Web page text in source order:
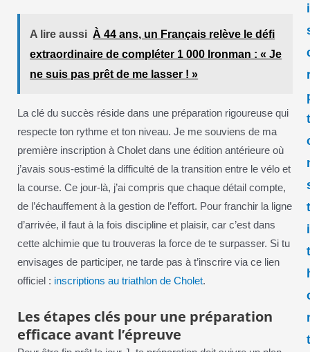
A lire aussi À 44 ans, un Français relève le défi
extraordinaire de compléter 1 000 Ironman : « Je
ne suis pas prêt de me lasser ! »
La clé du succès réside dans une préparation rigoureuse qui
respecte ton rythme et ton niveau. Je me souviens de ma
première inscription à Cholet dans une édition antérieure où
j’avais sous-estimé la difficulté de la transition entre le vélo et
la course. Ce jour-là, j’ai compris que chaque détail compte,
de l’échauffement à la gestion de l’effort. Pour franchir la ligne
d’arrivée, il faut à la fois discipline et plaisir, car c’est dans
cette alchimie que tu trouveras la force de te surpasser. Si tu
envisages de participer, ne tarde pas à t’inscrire via ce lien
officiel : inscriptions au triathlon de Cholet.
Les étapes clés pour une préparation
efficace avant l’épreuve